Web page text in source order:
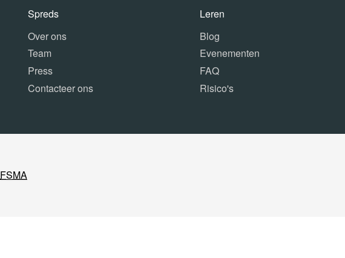
Spreds
Over ons
Team
Press
Contacteer ons
Leren
Blog
Evenementen
FAQ
Risico's
FSMA